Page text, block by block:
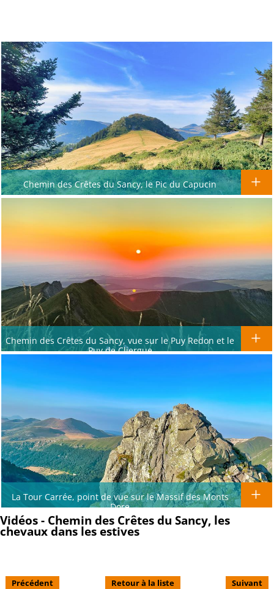
Chemin des Crêtes du Sancy, le Pic du Capucin
Chemin des Crêtes du Sancy, vue sur le Puy Redon et le
Puy de Cliergue
La Tour Carrée, point de vue sur le Massif des Monts
Dore
Vidéos - Chemin des Crêtes du Sancy, les
chevaux dans les estives
Précédent Retour à la liste Suivant